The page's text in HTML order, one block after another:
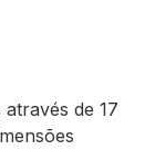
de 17